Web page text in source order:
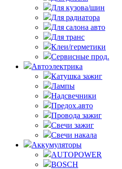
Для кузова/шин
Для радиатора
Для салона авто
Для транс
Клеи/герметики
Сервисные прод.
Автоэлектрика
Катушка зажиг
Лампы
Надсвечники
Предох.авто
Провода зажиг
Свечи зажиг
Свечи накала
Аккумуляторы
AUTOPOWER
BOSCH